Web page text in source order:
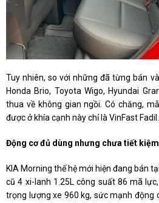
Tuy nhiên, so với những đã từng bán
Honda Brio, Toyota Wigo, Hyundai
thua về không gian ngồi. Có chăng,
được ở khía cạnh này chỉ là VinFast Fadil.
Động cơ đủ dùng nhưng chưa tiết
KIA Morning thế hệ mới hiện đang bán
cũ 4 xi-lanh 1.25L công suất 86 mã
trọng lượng xe 960 kg, sức mạnh động